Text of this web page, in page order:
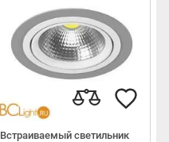
Встраиваемый светильник